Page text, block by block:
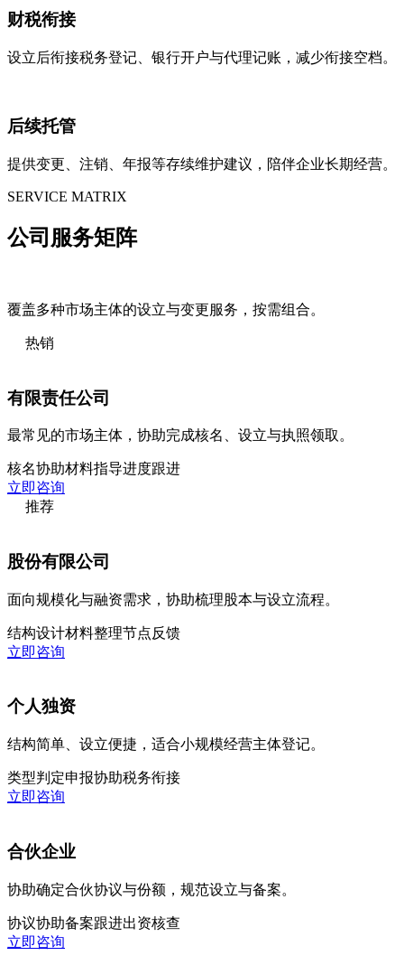
财税衔接
设立后衔接税务登记、银行开户与代理记账，减少衔接空档。
后续托管
提供变更、注销、年报等存续维护建议，陪伴企业长期经营。
SERVICE MATRIX
公司 服务矩阵
覆盖多种市场主体的设立与变更服务，按需组合。
热销
有限责任公司
最常见的市场主体，协助完成核名、设立与执照领取。
核名协助材料指导进度跟进
立即咨询
推荐
股份有限公司
面向规模化与融资需求，协助梳理股本与设立流程。
结构设计材料整理节点反馈
立即咨询
个人独资
结构简单、设立便捷，适合小规模经营主体登记。
类型判定申报协助税务衔接
立即咨询
合伙企业
协助确定合伙协议与份额，规范设立与备案。
协议协助备案跟进出资核查
立即咨询